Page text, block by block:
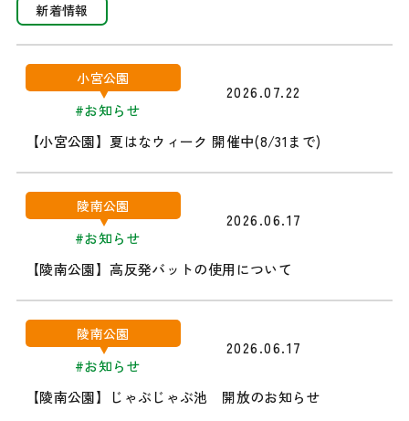
新着情報
小宮公園
#お知らせ
2026.07.22
【小宮公園】夏はなウィーク 開催中(8/31まで)
陵南公園
#お知らせ
2026.06.17
【陵南公園】高反発バットの使用について
陵南公園
#お知らせ
2026.06.17
【陵南公園】じゃぶじゃぶ池 開放のお知らせ